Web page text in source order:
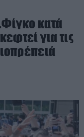
κατά
για τις